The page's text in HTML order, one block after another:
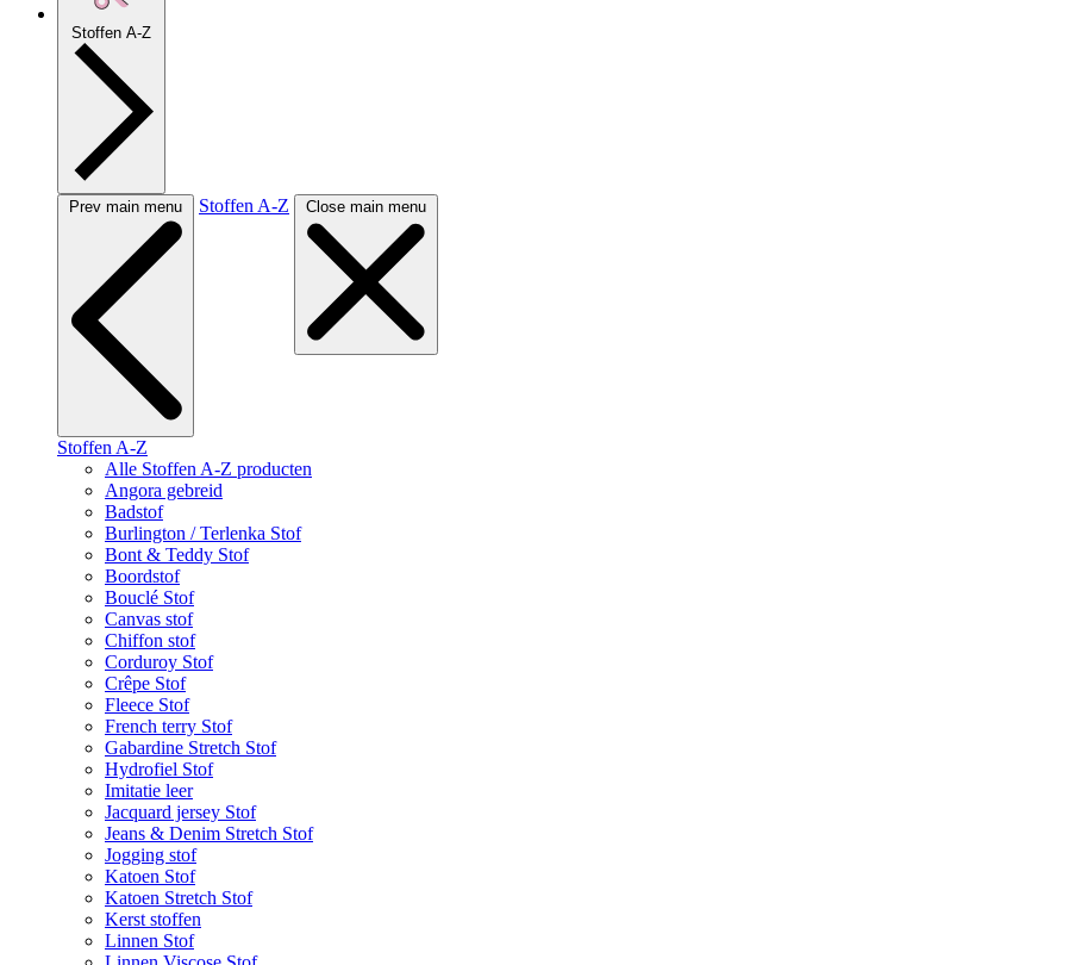
Stoffen A-Z
Prev main menu Stoffen A-Z Close main menu
Stoffen A-Z
Alle Stoffen A-Z producten
Angora gebreid
Badstof
Burlington / Terlenka Stof
Bont & Teddy Stof
Boordstof
Bouclé Stof
Canvas stof
Chiffon stof
Corduroy Stof
Crêpe Stof
Fleece Stof
French terry Stof
Gabardine Stretch Stof
Hydrofiel Stof
Imitatie leer
Jacquard jersey Stof
Jeans & Denim Stretch Stof
Jogging stof
Katoen Stof
Katoen Stretch Stof
Kerst stoffen
Linnen Stof